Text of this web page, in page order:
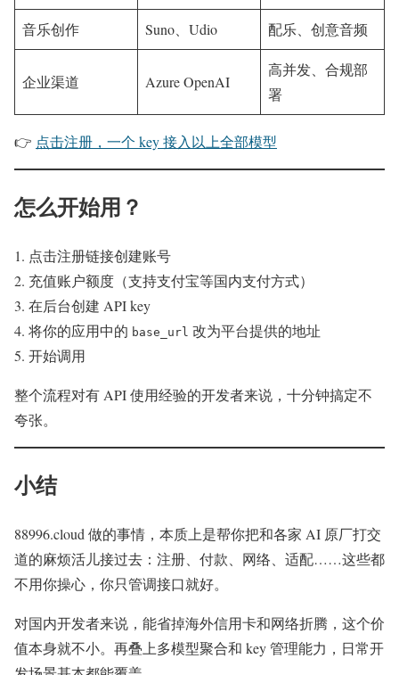
音乐创作 Suno、Udio 配乐、创意音频
企业渠道 Azure OpenAI
高并发、合规部
署
👉 点击注册，一个 key 接入以上全部模型
怎么开始用？
点击注册链接创建账号
充值账户额度（支持支付宝等国内支付方式）
在后台创建 API key
将你的应用中的 base_url 改为平台提供的地址
开始调用
整个流程对有 API 使用经验的开发者来说，十分钟搞定不
夸张。
小结
88996.cloud 做的事情，本质上是帮你把和各家 AI 原厂打交
道的麻烦活儿接过去：注册、付款、网络、适配……这些都
不用你操心，你只管调接口就好。
对国内开发者来说，能省掉海外信用卡和网络折腾，这个价
值本身就不小。再叠上多模型聚合和 key 管理能力，日常开